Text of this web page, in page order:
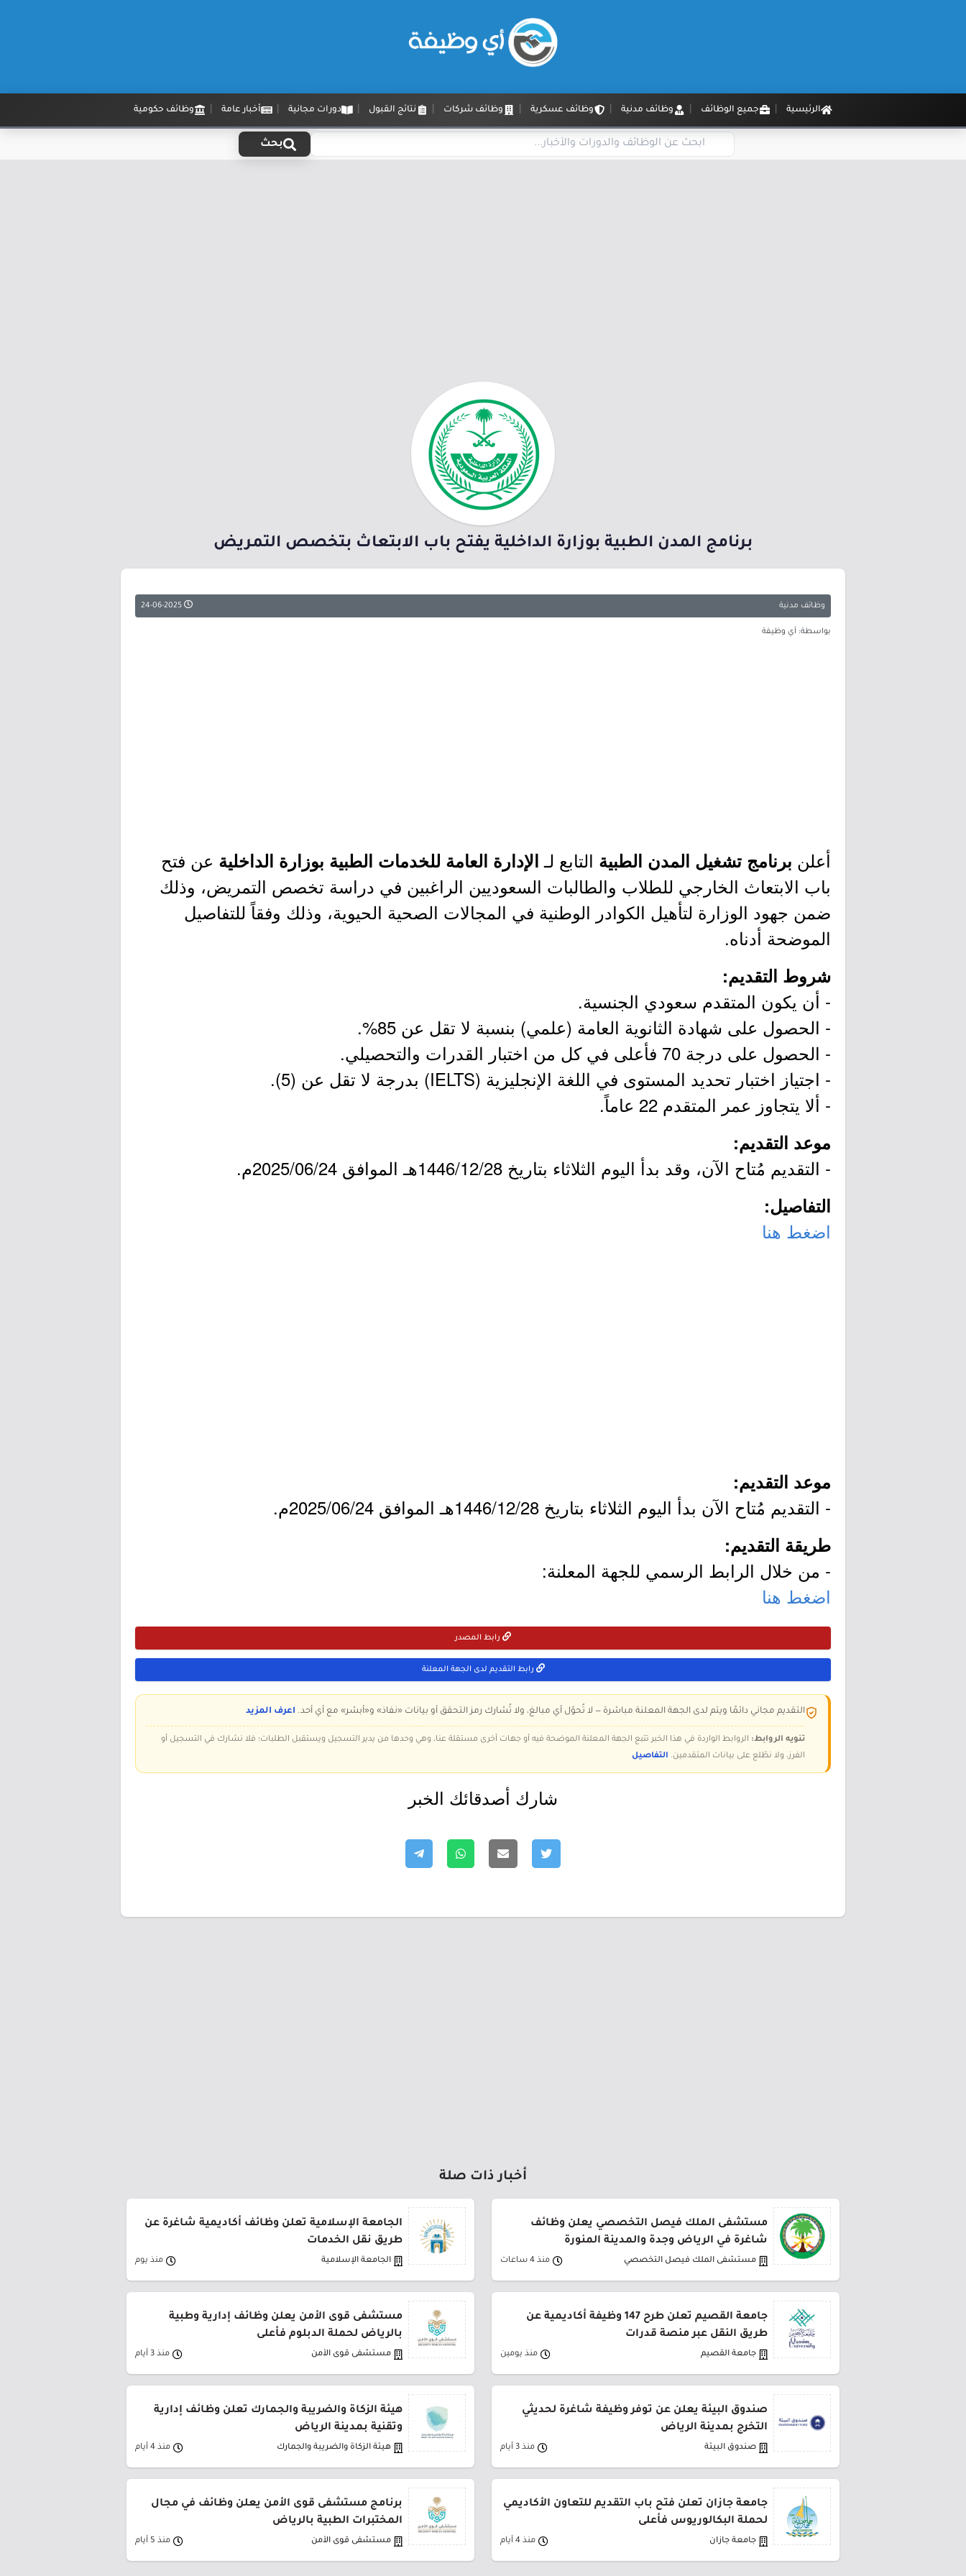
الرئيسية جميع الوظائف وظائف مدنية وظائف عسكرية وظائف شركات نتائج القبول دورات مجانية أخبار عامة وظائف حكومية
بحث
برنامج المدن الطبية بوزارة الداخلية يفتح باب الابتعاث بتخصص التمريض
وظائف مدنية
بواسطة: أي وظيفة
أعلن برنامج تشغيل المدن الطبية التابع لـ الإدارة العامة للخدمات الطبية بوزارة الداخلية عن فتح
باب الابتعاث الخارجي للطلاب والطالبات السعوديين الراغبين في دراسة تخصص التمريض، وذلك
ضمن جهود الوزارة لتأهيل الكوادر الوطنية في المجالات الصحية الحيوية، وذلك وفقاً للتفاصيل
الموضحة أدناه.
شروط التقديم:
- أن يكون المتقدم سعودي الجنسية.
- الحصول على شهادة الثانوية العامة (علمي) بنسبة لا تقل عن 85%.
- الحصول على درجة 70 فأعلى في كل من اختبار القدرات والتحصيلي.
- اجتياز اختبار تحديد المستوى في اللغة الإنجليزية (IELTS) بدرجة لا تقل عن (5).
- ألا يتجاوز عمر المتقدم 22 عاماً.
موعد التقديم:
- التقديم مُتاح الآن، وقد بدأ اليوم الثلاثاء بتاريخ 1446/12/28هـ الموافق 2025/06/24م.
التفاصيل:
اضغط هنا
موعد التقديم:
- التقديم مُتاح الآن بدأ اليوم الثلاثاء بتاريخ 1446/12/28هـ الموافق 2025/06/24م.
طريقة التقديم:
- من خلال الرابط الرسمي للجهة المعلنة:
اضغط هنا
رابط المصدر
رابط التقديم لدى الجهة المعلنة
التقديم مجاني دائمًا ويتم لدى الجهة المعلنة مباشرة — لا تُحوّل أي مبالغ، ولا تُشارك رمز التحقق أو بيانات «نفاذ» و«أبشر» مع أي أحد. اعرف المزيد
تنويه الروابط: الروابط الواردة في هذا الخبر تتبع الجهة المعلنة الموضحة فيه أو جهات أخرى مستقلة عنا، وهي وحدها من يدير التسجيل ويستقبل الطلبات؛ فلا نشارك في التسجيل أو
الفرز، ولا نطّلع على بيانات المتقدمين. التفاصيل
شارك أصدقائك الخبر
أخبار ذات صلة
مستشفى الملك فيصل التخصصي يعلن وظائف
شاغرة في الرياض وجدة والمدينة المنورة
مستشفى الملك فيصل التخصصي منذ 4 ساعات
الجامعة الإسلامية تعلن وظائف أكاديمية شاغرة عن
طريق نقل الخدمات
الجامعة الإسلامية منذ يوم
جامعة القصيم تعلن طرح 147 وظيفة أكاديمية عن
طريق النقل عبر منصة قدرات
جامعة القصيم منذ يومين
مستشفى قوى الأمن يعلن وظائف إدارية وطبية
بالرياض لحملة الدبلوم فأعلى
مستشفى قوى الأمن منذ 3 أيام
صندوق البيئة يعلن عن توفر وظيفة شاغرة لحديثي
التخرج بمدينة الرياض
صندوق البيئة منذ 3 أيام
هيئة الزكاة والضريبة والجمارك تعلن وظائف إدارية
وتقنية بمدينة الرياض
هيئة الزكاة والضريبة والجمارك منذ 4 أيام
جامعة جازان تعلن فتح باب التقديم للتعاون الأكاديمي
لحملة البكالوريوس فأعلى
جامعة جازان منذ 4 أيام
برنامج مستشفى قوى الأمن يعلن وظائف في مجال
المختبرات الطبية بالرياض
مستشفى قوى الأمن منذ 5 أيام